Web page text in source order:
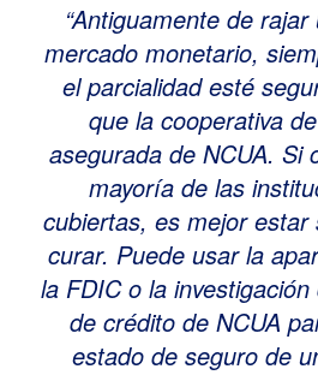
“Antiguamente de
mercado monetario,
el parcialidad esté
que la cooperativa
asegurada de NCUA. Si
mayoría de las
cubiertas, es mejor
curar. Puede usar la
la FDIC o la
de crédito de NCUA
estado de seguro de